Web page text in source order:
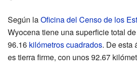
Según laOficina del Censo de los
Wyocena tiene una superficie total
96.16 kilómetros cuadrados. De esta
es tierra firme, con unos 92.67